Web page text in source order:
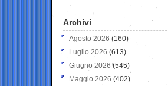
Archivi
Agosto 2026 (160)
Luglio 2026 (613)
Giugno 2026 (545)
Maggio 2026 (402)